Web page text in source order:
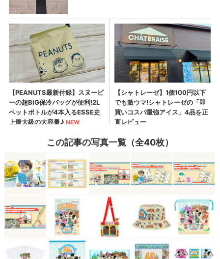
この記事の写真一覧（全40枚）